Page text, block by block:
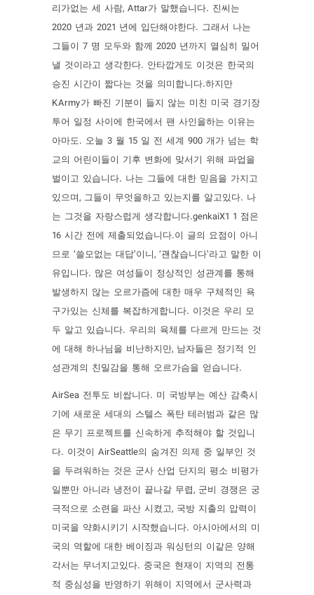
리가없는 세 사람, Attar가 말했습니다. 진씨는
2020 년과 2021 년에 입단해야한다. 그래서 나는
그들이 7 명 모두와 함께 2020 년까지 열심히 밀어
낼 것이라고 생각한다. 안타깝게도 이것은 한국의
승진 시간이 짧다는 것을 의미합니다.하지만
KArmy가 빠진 기분이 들지 않는 미친 미국 경기장
투어 일정 사이에 한국에서 팬 사인을하는 이유는
아마도. 오늘 3 월 15 일 전 세계 900 개가 넘는 학
교의 어린이들이 기후 변화에 맞서기 위해 파업을
벌이고 있습니다. 나는 그들에 대한 믿음을 가지고
있으며, 그들이 무엇을하고 있는지를 알고있다. 나
는 그것을 자랑스럽게 생각합니다.genkaiX1 1 점은
16 시간 전에 제출되었습니다.이 글의 요점이 아니
므로 ‘쓸모없는 대답’이니, ‘괜찮습니다’라고 말한 이
유입니다. 많은 여성들이 정상적인 성관계를 통해
발생하지 않는 오르가즘에 대한 매우 구체적인 욕
구가있는 신체를 복잡하게합니다. 이것은 우리 모
두 알고 있습니다. 우리의 육체를 다르게 만드는 것
에 대해 하나님을 비난하지만, 남자들은 정기적 인
성관계의 친밀감을 통해 오르가슴을 얻습니다.
AirSea 전투도 비쌉니다. 미 국방부는 예산 감축시
기에 새로운 세대의 스텔스 폭탄 테러범과 같은 많
은 무기 프로젝트를 신속하게 추적해야 할 것입니
다. 이것이 AirSeattle의 숨겨진 의제 중 일부인 것
을 두려워하는 것은 군사 산업 단지의 평소 비평가
일뿐만 아니라 냉전이 끝나갈 무렵, 군비 경쟁은 궁
극적으로 소련을 파산 시켰고, 국방 지출의 압력이
미국을 약화시키기 시작했습니다. 아시아에서의 미
국의 역할에 대한 베이징과 워싱턴의 이같은 양해
각서는 무너지고있다. 중국은 현재이 지역의 전통
적 중심성을 반영하기 위해이 지역에서 군사력과